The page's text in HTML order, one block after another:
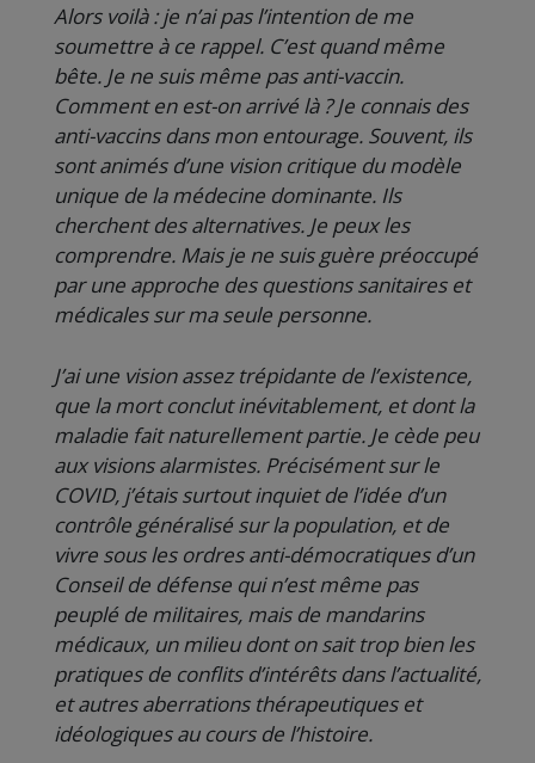
Alors voilà : je n’ai pas l’intention de me
soumettre à ce rappel. C’est quand même
bête. Je ne suis même pas anti-vaccin.
Comment en est-on arrivé là ? Je connais des
anti-vaccins dans mon entourage. Souvent, ils
sont animés d’une vision critique du modèle
unique de la médecine dominante. Ils
cherchent des alternatives. Je peux les
comprendre. Mais je ne suis guère préoccupé
par une approche des questions sanitaires et
médicales sur ma seule personne.
J’ai une vision assez trépidante de l’existence,
que la mort conclut inévitablement, et dont la
maladie fait naturellement partie. Je cède peu
aux visions alarmistes. Précisément sur le
COVID, j’étais surtout inquiet de l’idée d’un
contrôle généralisé sur la population, et de
vivre sous les ordres anti-démocratiques d’un
Conseil de défense qui n’est même pas
peuplé de militaires, mais de mandarins
médicaux, un milieu dont on sait trop bien les
pratiques de conflits d’intérêts dans l’actualité,
et autres aberrations thérapeutiques et
idéologiques au cours de l’histoire.